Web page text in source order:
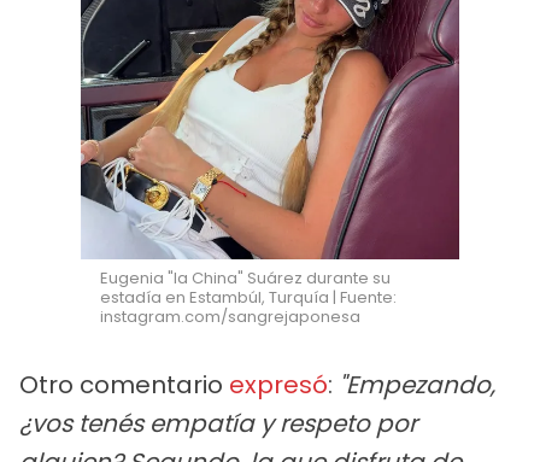
Eugenia "la China" Suárez durante su
estadía en Estambúl, Turquía | Fuente:
instagram.com/sangrejaponesa
Otro comentario expresó: "Empezando,
¿vos tenés empatía y respeto por